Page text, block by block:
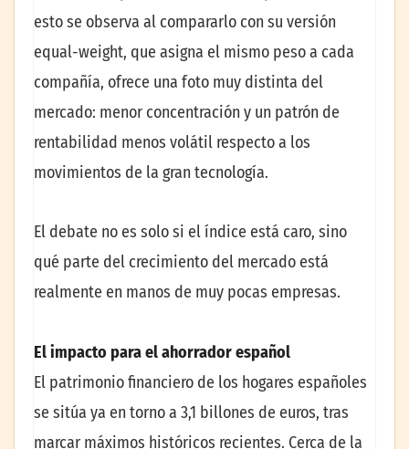
esto se observa al compararlo con su versión
equal-weight, que asigna el mismo peso a cada
compañía, ofrece una foto muy distinta del
mercado: menor concentración y un patrón de
rentabilidad menos volátil respecto a los
movimientos de la gran tecnología.
El debate no es solo si el índice está caro, sino
qué parte del crecimiento del mercado está
realmente en manos de muy pocas empresas.
El impacto para el ahorrador español
El patrimonio financiero de los hogares españoles
se sitúa ya en torno a 3,1 billones de euros, tras
marcar máximos históricos recientes. Cerca de la